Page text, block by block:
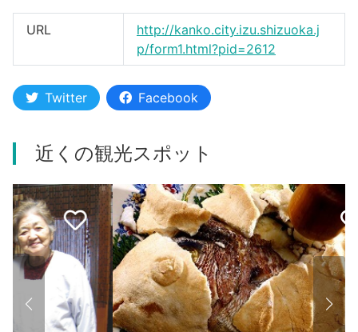
URL
http://kanko.city.izu.shizuoka.j
p/form1.html?pid=2612
Twitter Facebook
近くの観光スポット